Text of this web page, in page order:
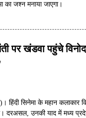
का जश्न मनाया जाएगा।
पर खंडवा पहुंचे
सिनेमा के महान कलाकार
दरअसल, उनकी याद में मध्य